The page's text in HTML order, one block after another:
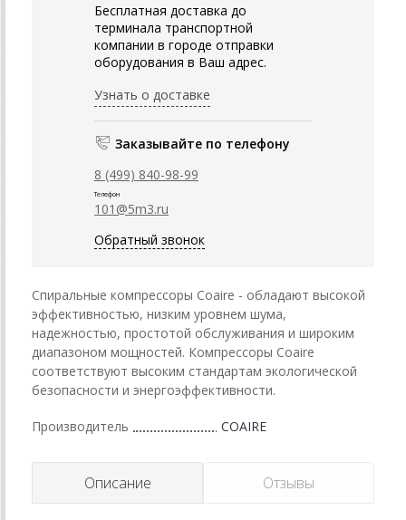
Бесплатная доставка до
терминала транспортной
компании в городе отправки
оборудования в Ваш адрес.
Узнать о доставке
Заказывайте по телефону
8 (499) 840-98-99
Телефон
101@5m3.ru
Обратный звонок
Спиральные компрессоры Coaire - обладают высокой
эффективностью, низким уровнем шума,
надежностью, простотой обслуживания и широким
диапазоном мощностей. Компрессоры Coaire
соответствуют высоким стандартам экологической
безопасности и энергоэффективности.
Производитель COAIRE
Описание Отзывы